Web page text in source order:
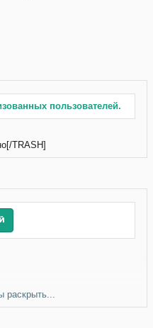
пользователей.
TRASH]
раскрыть...